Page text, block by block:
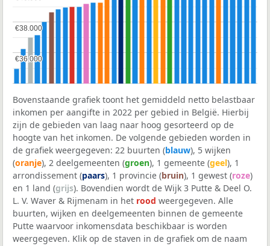
€36.000
€36.000
€38.000
€38.000
Bovenstaande grafiek toont het gemiddeld netto belastbaar
inkomen per aangifte in 2022 per gebied in België. Hierbij
zijn de gebieden van laag naar hoog gesorteerd op de
hoogte van het inkomen. De volgende gebieden worden in
de grafiek weergegeven: 22 buurten (blauw), 5 wijken
(oranje), 2 deelgemeenten (groen), 1 gemeente (geel), 1
arrondissement (paars), 1 provincie (bruin), 1 gewest (roze)
en 1 land (grijs). Bovendien wordt de Wijk 3 Putte & Deel O.
L. V. Waver & Rijmenam in het rood weergegeven. Alle
buurten, wijken en deelgemeenten binnen de gemeente
Putte waarvoor inkomensdata beschikbaar is worden
weergegeven. Klik op de staven in de grafiek om de naam